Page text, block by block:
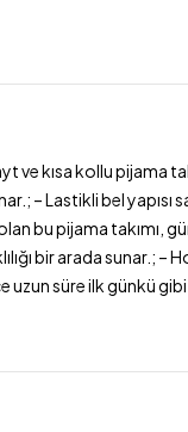
ve kısa kollu pijama
– Lastikli bel
bu pijama takımı,
bir arada sunar.; –
süre ilk günkü gibi